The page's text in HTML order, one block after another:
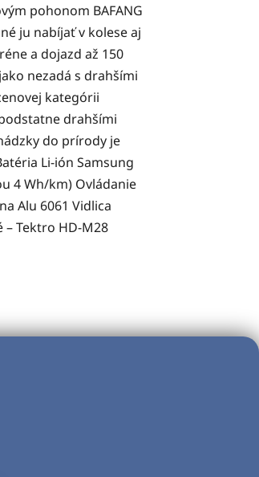
pohonom BAFANG
ju nabíjať v kolese aj
a dojazd až 150
nezadá s drahšími
kategórii
drahšími
do prírody je
Li-ión Samsung
4 Wh/km) Ovládanie
Alu 6061 Vidlica
– Tektro HD-M28